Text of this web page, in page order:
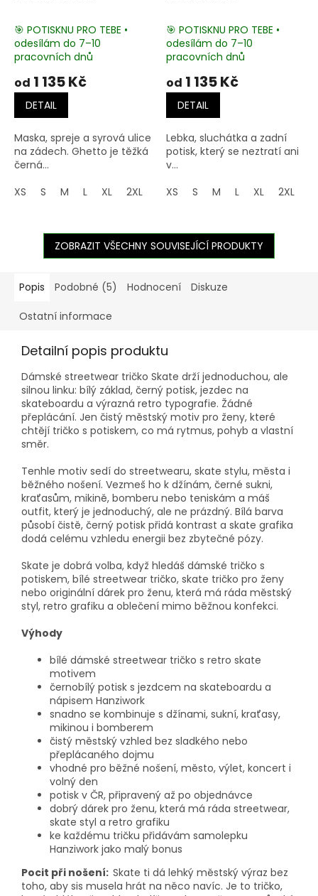
🎯 POTISKNU PRO TEBE •
odesílám do 7–10
pracovních dnů
od 1 135 Kč
DETAIL
Maska, spreje a syrová ulice
na zádech. Ghetto je těžká
černá...
XS
S M L XL 2XL 3XL 4XL 5XL
🎯 POTISKNU PRO TEBE •
odesílám do 7–10
pracovních dnů
od 1 135 Kč
DETAIL
Lebka, sluchátka a zadní
potisk, který se neztratí ani
v...
XS
S M L XL 2XL
ZOBRAZIT VŠECHNY SOUVISEJÍCÍ PRODUKTY
Popis Podobné (5) Hodnocení Diskuze
Ostatní informace
Detailní popis produktu
Dámské streetwear tričko Skate drží jednoduchou, ale
silnou linku: bílý základ, černý potisk, jezdec na
skateboardu a výrazná retro typografie. Žádné
přeplácání. Jen čistý městský motiv pro ženy, které
chtějí tričko s potiskem, co má rytmus, pohyb a vlastní
směr.
Tenhle motiv sedí do streetwearu, skate stylu, města i
běžného nošení. Vezmeš ho k džínám, černé sukni,
kraťasům, mikině, bomberu nebo teniskám a máš
outfit, který je jednoduchý, ale ne prázdný. Bílá barva
působí čistě, černý potisk přidá kontrast a skate grafika
dodá celému vzhledu energii bez zbytečné pózy.
Skate je dobrá volba, když hledáš dámské tričko s
potiskem, bílé streetwear tričko, skate tričko pro ženy
nebo originální dárek pro ženu, která má ráda městský
styl, retro grafiku a oblečení mimo běžnou konfekci.
Výhody
bílé dámské streetwear tričko s retro skate
motivem
černobílý potisk s jezdcem na skateboardu a
nápisem Hanziwork
snadno se kombinuje s džínami, sukní, kraťasy,
mikinou i bomberem
čistý městský vzhled bez sladkého nebo
přeplácaného dojmu
vhodné pro běžné nošení, město, výlet, koncert i
volný den
potisk v ČR, připravený až po objednávce
dobrý dárek pro ženu, která má ráda streetwear,
skate styl a retro grafiku
ke každému tričku přidávám samolepku
Hanziwork jako malý bonus
Pocit při nošení: Skate ti dá lehký městský výraz bez
toho, aby sis musela hrát na něco navíc. Je to tričko,